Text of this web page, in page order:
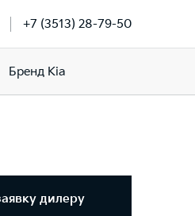
+7 (3513) 28-79-50
Бренд Kia
дилеру